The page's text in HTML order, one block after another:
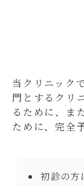
当クリニック
門とするクリ
るために、ま
ために、完全
初診の方